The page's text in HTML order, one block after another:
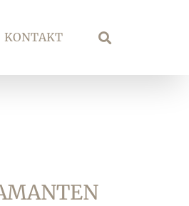
KONTAKT Suche